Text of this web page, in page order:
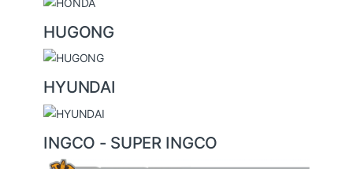
HUGONG
HYUNDAI
INGCO - SUPER INGCO